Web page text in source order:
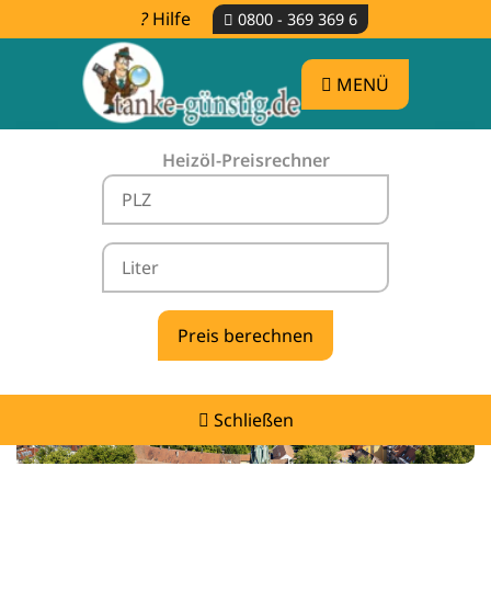
Hilfe 0800 - 369 369 6
MENÜ
Heizöl-Preisrechner
Schließen
Heizölpreise Bad Dürrheim -
vergleichen & günstig tanken